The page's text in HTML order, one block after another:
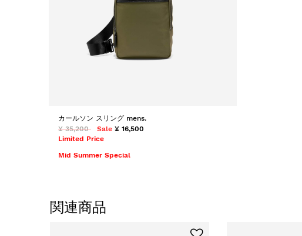
カールソン スリング mens.
¥ 35,200
Sale ¥ 16,500
Limited Price
Mid Summer Special
関連商品